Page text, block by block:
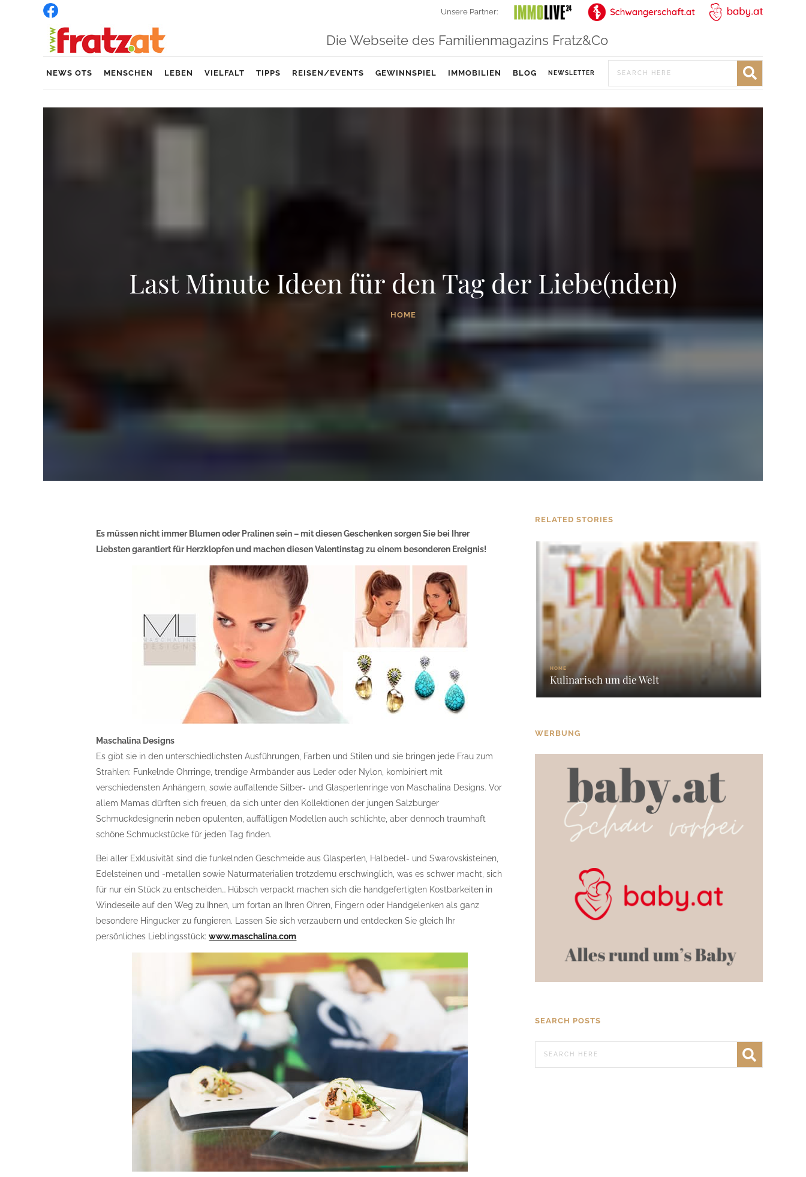
Unsere Partner:
Die Webseite des Familienmagazins Fratz&Co
NEWS OTS MENSCHEN LEBEN VIELFALT TIPPS REISEN/EVENTS GEWINNSPIEL IMMOBILIEN BLOG NEWSLETTER
Last Minute Ideen für den Tag der Liebe(nden)
HOME
Es müssen nicht immer Blumen oder Pralinen sein – mit diesen Geschenken sorgen Sie bei Ihrer
Liebsten garantiert für Herzklopfen und machen diesen Valentinstag zu einem besonderen Ereignis!
Maschalina Designs
Es gibt sie in den unterschiedlichsten Ausführungen, Farben und Stilen und sie bringen jede Frau zum
Strahlen: Funkelnde Ohrringe, trendige Armbänder aus Leder oder Nylon, kombiniert mit
verschiedensten Anhängern, sowie auffallende Silber- und Glasperlenringe von Maschalina Designs. Vor
allem Mamas dürften sich freuen, da sich unter den Kollektionen der jungen Salzburger
Schmuckdesignerin neben opulenten, auffälligen Modellen auch schlichte, aber dennoch traumhaft
schöne Schmuckstücke für jeden Tag finden.
Bei aller Exklusivität sind die funkelnden Geschmeide aus Glasperlen, Halbedel- und Swarovskisteinen,
Edelsteinen und -metallen sowie Naturmaterialien trotzdemu erschwinglich, was es schwer macht, sich
für nur ein Stück zu entscheiden… Hübsch verpackt machen sich die handgefertigten Kostbarkeiten in
Windeseile auf den Weg zu Ihnen, um fortan an Ihren Ohren, Fingern oder Handgelenken als ganz
besondere Hingucker zu fungieren. Lassen Sie sich verzaubern und entdecken Sie gleich Ihr
persönliches Lieblingsstück:www.maschalina.com
RELATED STORIES
HOME
Kulinarisch um die Welt
WERBUNG
SEARCH POSTS